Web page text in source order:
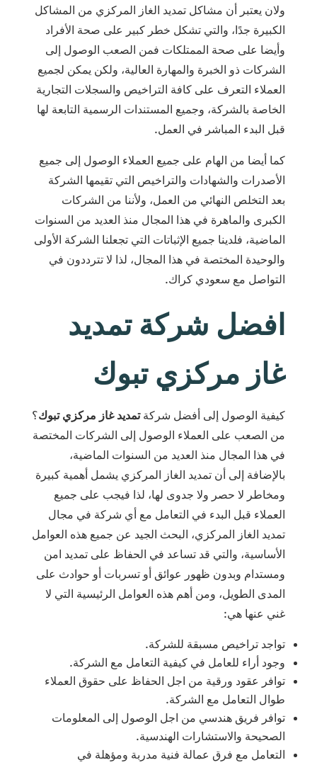
ولان يعتبر أن مشاكل تمديد الغاز المركزي من المشاكل
الكبيرة جدًا، والتي تشكل خطر كبير على صحة الأفراد
وأيضا على صحة الممتلكات فمن الصعب الوصول إلى
الشركات ذو الخبرة والمهارة العالية، ولكن يمكن لجميع
العملاء التعرف على كافة التراخيص والسجلات التجارية
الخاصة بالشركة، وجميع المستندات الرسمية التابعة لها
قبل البدء المباشر في العمل.
كما أيضا من الهام على جميع العملاء الوصول إلى جميع
الأصدرات والشهادات والتراخيص التي تقيمها الشركة
بعد التخلص النهائي من العمل، ولأننا من الشركات
الكبرى والماهرة في هذا المجال منذ العديد من السنوات
الماضية، فلدينا جميع الإثباتات التي تجعلنا الشركة الأولى
والوحيدة المختصة في هذا المجال، لذا لا تترددون في
التواصل مع سعودي كراك.
افضل شركة تمديد
غاز مركزي تبوك
كيفية الوصول إلى أفضل شركةتمديد غاز مركزي تبوك؟
من الصعب على العملاء الوصول إلى الشركات المختصة
في هذا المجال منذ العديد من السنوات الماضية،
بالإضافة إلى أن تمديد الغاز المركزي يشمل أهمية كبيرة
ومخاطر لا حصر ولا جدوى لها، لذا فيجب على جميع
العملاء قبل البدء في التعامل مع أي شركة في مجال
تمديد الغاز المركزي، البحث الجيد عن جميع هذه العوامل
الأساسية، والتي قد تساعد في الحفاظ على تمديد امن
ومستدام وبدون ظهور عوائق أو تسربات أو حوادث على
المدى الطويل، ومن أهم هذه العوامل الرئيسية التي لا
غني عنها هي:
تواجد تراخيص مسبقة للشركة.
وجود أراء للعامل في كيفية التعامل مع الشركة.
توافر عقود ورقية من اجل الحفاظ على حقوق العملاء
طوال التعامل مع الشركة.
توافر فريق هندسي من اجل الوصول إلى المعلومات
الصحيحة والاستشارات الهندسية.
التعامل مع فرق عمالة فنية مدربة ومؤهلة في